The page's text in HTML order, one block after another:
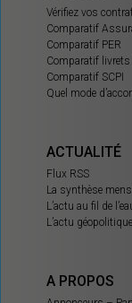
Vérifiez vos
Comparatif
Comparatif PER
Comparatif
Comparatif SCPI
Quel mode
ACTUALITÉ
Flux RSS
La synthèse
L’actu au fil de
L’actu géopolitique
A PROPOS